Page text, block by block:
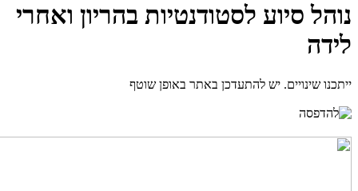
נוהל סיוע לסטודנטיות בהריון ואחרי
לידה
ייתכנו שינויים. יש להתעדכן באתר באופן שוטף